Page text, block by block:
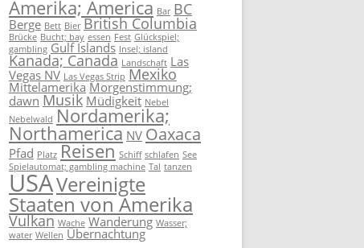
Amerika; America Bar BC
Berge Bett Bier British Columbia
Brücke Bucht; bay essen Fest Glückspiel;
gambling Gulf Islands Insel; island
Kanada; Canada Landschaft Las
Vegas NV Las Vegas Strip Mexiko
Mittelamerika Morgenstimmung;
dawn Musik Müdigkeit Nebel
Nebelwald Nordamerika;
Northamerica NV Oaxaca
Pfad Platz Reisen Schiff schlafen See
Spielautomat; gambling machine Tal tanzen
USAVereinigte
Staaten von Amerika
Vulkan Wache Wanderung Wasser;
water Wellen Übernachtung